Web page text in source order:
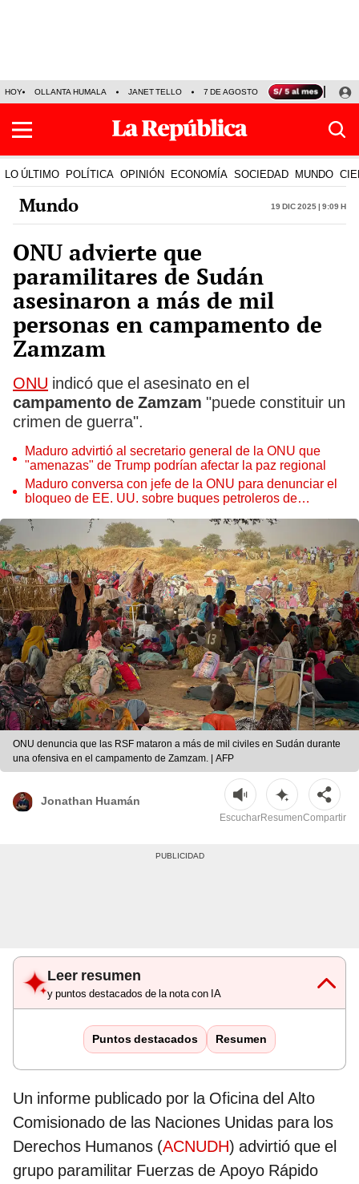
HOY OLLANTA HUMALA JANET TELLO 7 DE AGOSTO TINKA RESULTADOS
LO ÚLTIMO POLÍTICA OPINIÓN ECONOMÍA SOCIEDAD MUNDO
Mundo 19 Dic 2025 | 9:09 h
ONU advierte que
paramilitares de Sudán
asesinaron a más de mil
personas en campamento de
Zamzam
ONU indicó que el asesinato en el
campamento de Zamzam "puede constituir un
crimen de guerra".
Maduro advirtió al secretario general de la ONU que
"amenazas" de Trump podrían afectar la paz regional
Maduro conversa con jefe de la ONU para denunciar el
bloqueo de EE. UU. sobre buques petroleros de
ONU denuncia que las RSF mataron a más de mil civiles en Sudán durante
una ofensiva en el campamento de Zamzam. | AFP
Jonathan Huamán
EscucharResumenCompartir
Leer resumen
y puntos destacados de la nota con IA
Puntos destacados Resumen
Un informe publicado por la Oficina del Alto
Comisionado de las Naciones Unidas para los
Derechos Humanos (ACNUDH) advirtió que el
grupo paramilitar Fuerzas de Apoyo Rápido